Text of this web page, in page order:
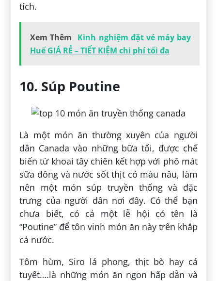
tích.
Xem Thêm
Kinh nghiệm đặt vé máy bay
Huế GIÁ RẺ – TIẾT KIỆM chi phí tối đa
10. Súp Poutine
Là một món ăn thường xuyên của người
dân Canada vào những bữa tối, được chế
biến từ khoai tây chiên kết hợp với phô mát
sữa đông và nước sốt thịt có màu nâu, làm
nên một món súp truyền thống và đặc
trưng của người dân nơi đây. Có thể bạn
chưa biết, có cả một lễ hội có tên là
“Poutine” để tôn vinh món ăn này trên khắp
cả nước.
Tôm hùm, Siro lá phong, thịt bò hay cá
tuyết….là những món ăn ngon hấp dẫn và